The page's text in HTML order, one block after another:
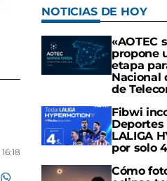
16:18
NOTICIAS DE HOY
«AOTEC
propone
etapa
Nacional
de
Fibwi
LALIGA
por solo
Cómo